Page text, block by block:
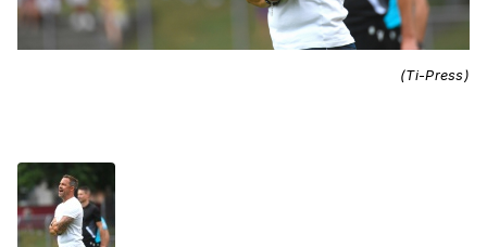
(Ti-Press)